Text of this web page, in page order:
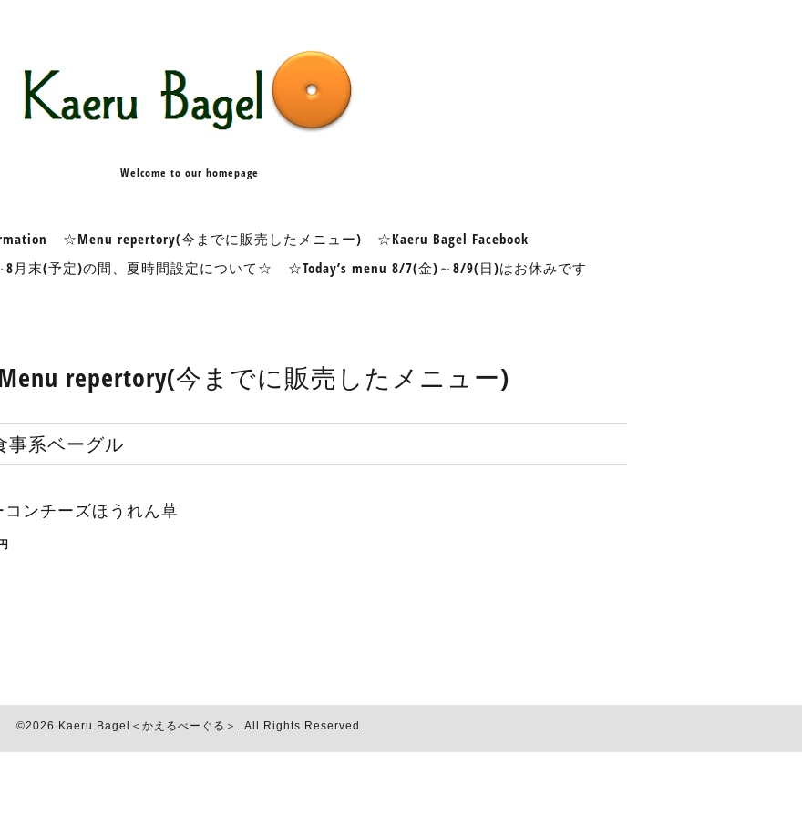
Welcome to our homepage
☆Menu repertory(今までに販売したメニュー)
☆Kaeru Bagel Facebook
月末(予定)の間、夏時間設定について☆ ☆Today’s menu 8/7(金)～8/9(日)はお休みです
repertory(今までに販売したメニュー)
事系ベーグル
コンチーズほうれん草
円
©2026 Kaeru Bagel＜かえるべーぐる＞ . All Rights Reserved.